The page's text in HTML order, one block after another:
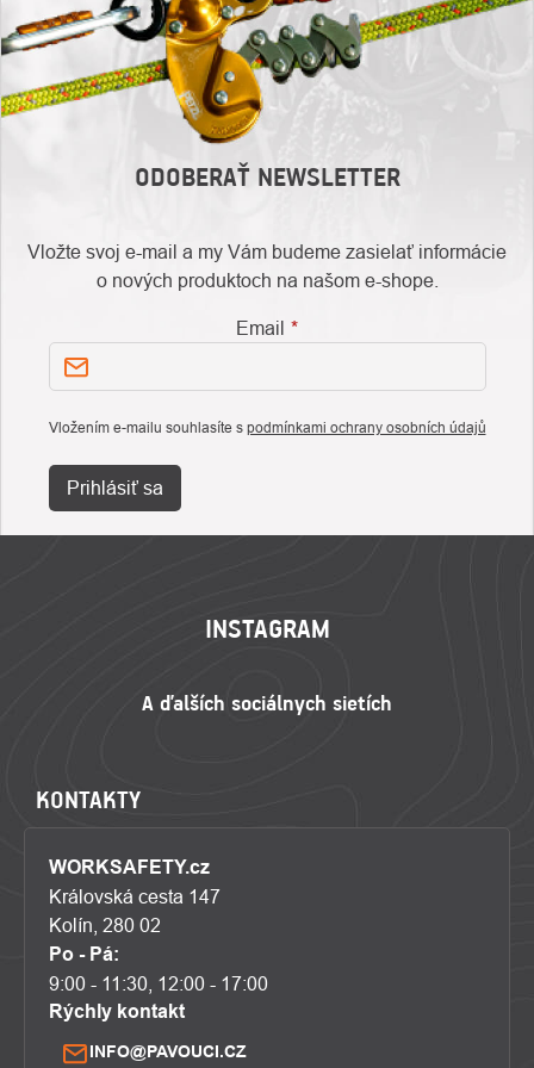
ODOBERAŤ NEWSLETTER
Vložte svoj e-mail a my Vám budeme zasielať informácie
o nových produktoch na našom e-shope.
Email
Vložením e-mailu souhlasíte s podmínkami ochrany osobních údajů
Prihlásiť sa
INSTAGRAM
KONTAKTY
WORKSAFETY.cz
Královská cesta 147
Kolín, 280 02
Po - Pá:
9:00 - 11:30, 12:00 - 17:00
Rýchly kontakt
INFO@PAVOUCI.CZ